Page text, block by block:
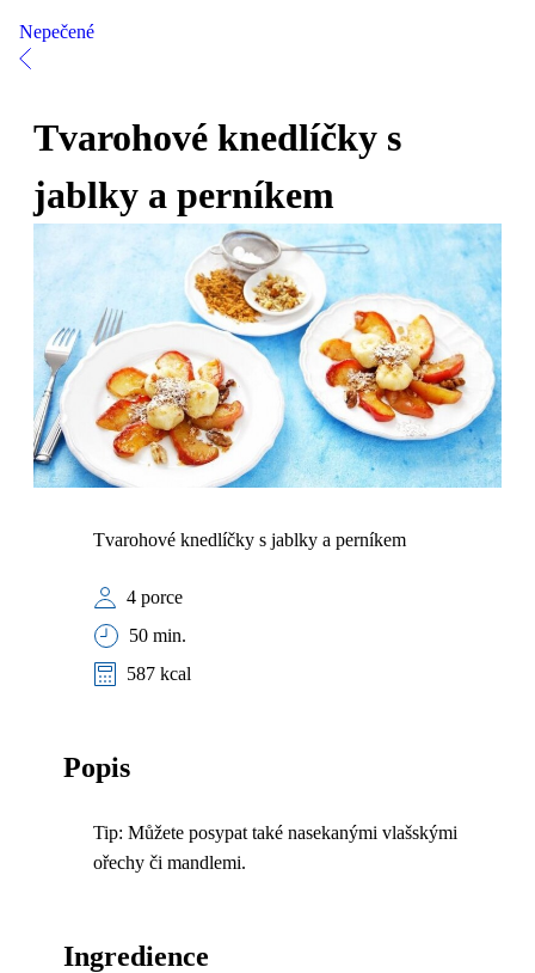
Nepečené
Tvarohové knedlíčky s
jablky a perníkem
Tvarohové knedlíčky s jablky a perníkem
4 porce
50 min.
587 kcal
Popis
Tip: Můžete posypat také nasekanými vlašskými
ořechy či mandlemi.
Ingredience